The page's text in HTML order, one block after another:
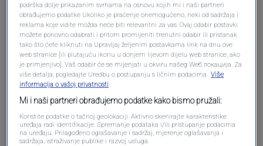
Oglas
podrška dolje prikazanim svrhama na osnovu kojih mi i naši partneri
obrađujemo podatke Ukoliko je praćenje onemogućeno, neki od sadržaja i
reklama koje vidite možda neće biti relevantni za vas. Ovaj odabir postavki
možete ponovno odabrati i pritom promijeniti trenutni odabir ili pristanak
tako što ćete kliknuti na Upravljaj željenim postavkama link na dnu ove
web stranice [ili plutajuću ikonu u donjem lijevom dijelu web stranice, ako
je primjenjivo]. Vaš odabir će se mijenjati u okviru našeg Wеб локација. Za
više detalja, pogledajte Uredbu o postupanju s ličnim podacima. Više
informacija o vašoj privatnosti
Mi i naši partneri obrađujemo podatke kako bismo pružali:
Koristite podatke o tačnoj geolokaciji. Aktivno skenirajte karakteristike
uređaja radi identifikacije. Spremanje podataka i/ili pristupanje podacima
na uređaju. Prilagođeno oglašavanje i sadržaj, mjerenje oglašavanja i
sadržaja, istraživanje publike i razvoj usluga.